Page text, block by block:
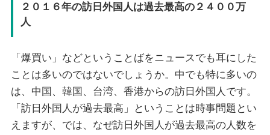
２０１６年の訪日外国人は過去最高の２４００万
人
「爆買い」などということばをニュースでも耳にした
ことは多いのではないでしょうか。中でも特に多いの
は、中国、韓国、台湾、香港からの訪日外国人です。
「訪日外国人が過去最高」ということは時事問題とい
えますが、では、なぜ訪日外国人が過去最高の人数を